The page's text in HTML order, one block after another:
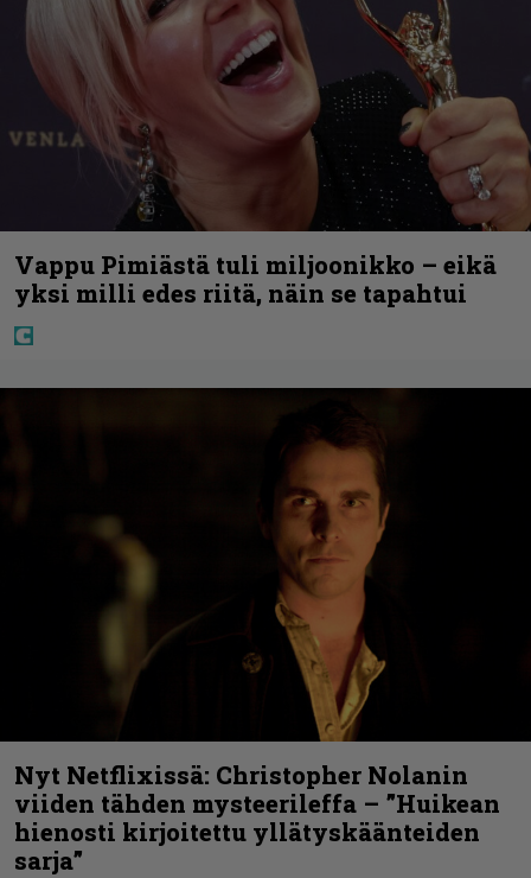
Vappu Pimiästä tuli miljoonikko – eikä
yksi milli edes riitä, näin se tapahtui
Nyt Netflixissä: Christopher Nolanin
viiden tähden mysteerileffa – ”Huikean
hienosti kirjoitettu yllätyskäänteiden
sarja”